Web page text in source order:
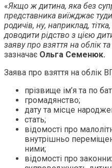
«Якщо ж дитина, яка без
представника виїжджає
родичів, ну, наприклад,
доводити рідство з цією
заяву про взяття на облік
зазначає Ольга Семенюк.
Заява про взяття на облік
прізвище ім’я та по
громадянство;
дату та місце
стать;
відомості про
внутрішньо
ними;
відомості про